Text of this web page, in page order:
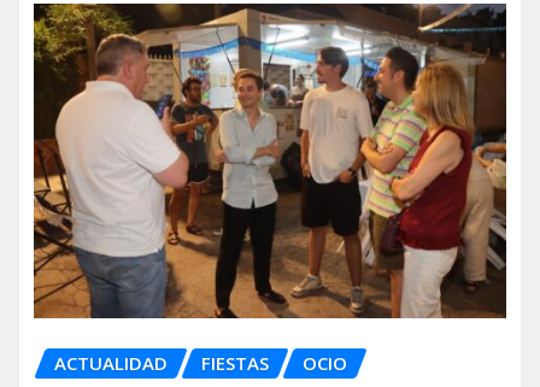
ACTUALIDAD FIESTAS OCIO